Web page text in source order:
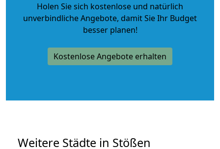
Holen Sie sich kostenlose und natürlich
unverbindliche Angebote, damit Sie Ihr Budget
besser planen!
Kostenlose Angebote erhalten
Weitere Städte in Stößen